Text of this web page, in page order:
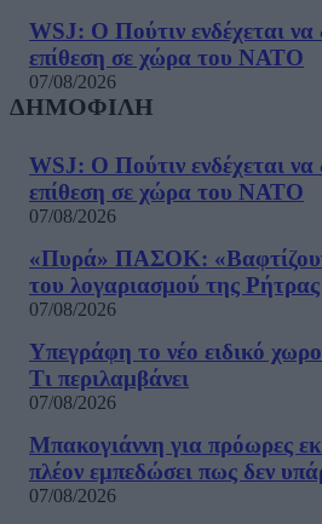
WSJ: Ο Πούτιν ενδέχεται να
επίθεση σε χώρα του ΝΑΤΟ
07/08/2026
ΔΗΜΟΦΙΛΗ
WSJ: Ο Πούτιν ενδέχεται να
επίθεση σε χώρα του ΝΑΤΟ
07/08/2026
«Πυρά» ΠΑΣΟΚ: «Βαφτίζουν
του λογαριασμού της
07/08/2026
Υπεγράφη το νέο ειδικό
Τι περιλαμβάνει
07/08/2026
Μπακογιάννη για πρόωρες
πλέον εμπεδώσει πως δεν
07/08/2026